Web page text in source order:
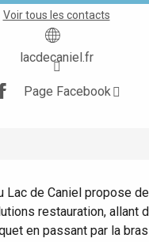
Voir tous les contacts
lacdecaniel.fr
Page Facebook
Lac de Caniel propose de
restauration, allant
en passant par la